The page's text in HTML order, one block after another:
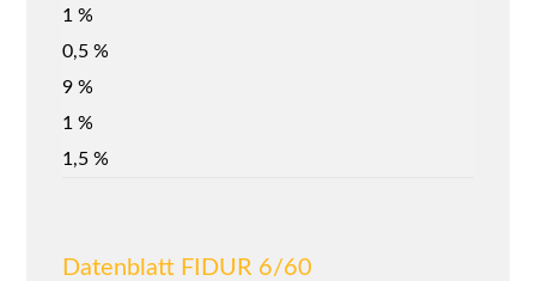
1 %
0,5 %
9 %
1 %
1,5 %
Datenblatt FIDUR 6/60